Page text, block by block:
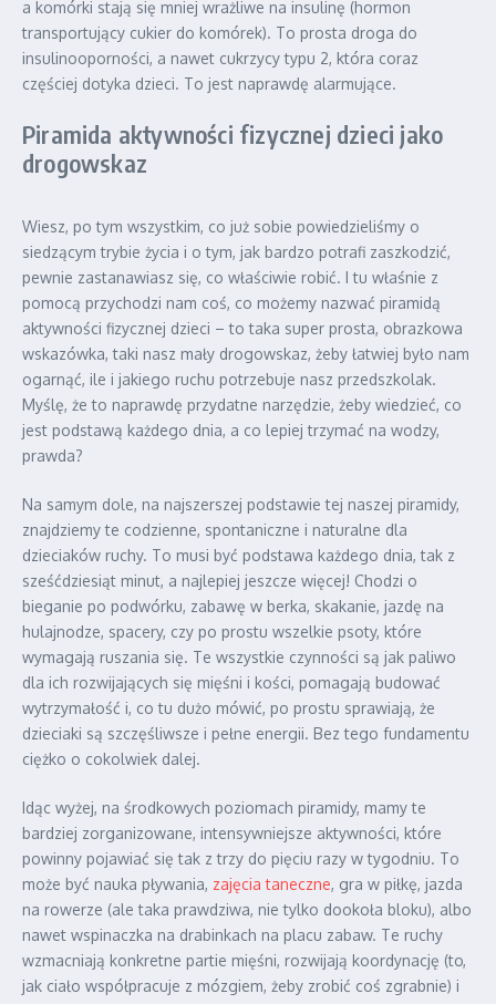
a komórki stają się mniej wrażliwe na insulinę (hormon
transportujący cukier do komórek). To prosta droga do
insulinooporności, a nawet cukrzycy typu 2, która coraz
częściej dotyka dzieci. To jest naprawdę alarmujące.
Piramida aktywności fizycznej dzieci jako
drogowskaz
Wiesz, po tym wszystkim, co już sobie powiedzieliśmy o
siedzącym trybie życia i o tym, jak bardzo potrafi zaszkodzić,
pewnie zastanawiasz się, co właściwie robić. I tu właśnie z
pomocą przychodzi nam coś, co możemy nazwać piramidą
aktywności fizycznej dzieci – to taka super prosta, obrazkowa
wskazówka, taki nasz mały drogowskaz, żeby łatwiej było nam
ogarnąć, ile i jakiego ruchu potrzebuje nasz przedszkolak.
Myślę, że to naprawdę przydatne narzędzie, żeby wiedzieć, co
jest podstawą każdego dnia, a co lepiej trzymać na wodzy,
prawda?
Na samym dole, na najszerszej podstawie tej naszej piramidy,
znajdziemy te codzienne, spontaniczne i naturalne dla
dzieciaków ruchy. To musi być podstawa każdego dnia, tak z
sześćdziesiąt minut, a najlepiej jeszcze więcej! Chodzi o
bieganie po podwórku, zabawę w berka, skakanie, jazdę na
hulajnodze, spacery, czy po prostu wszelkie psoty, które
wymagają ruszania się. Te wszystkie czynności są jak paliwo
dla ich rozwijających się mięśni i kości, pomagają budować
wytrzymałość i, co tu dużo mówić, po prostu sprawiają, że
dzieciaki są szczęśliwsze i pełne energii. Bez tego fundamentu
ciężko o cokolwiek dalej.
Idąc wyżej, na środkowych poziomach piramidy, mamy te
bardziej zorganizowane, intensywniejsze aktywności, które
powinny pojawiać się tak z trzy do pięciu razy w tygodniu. To
może być nauka pływania, zajęcia taneczne, gra w piłkę, jazda
na rowerze (ale taka prawdziwa, nie tylko dookoła bloku), albo
nawet wspinaczka na drabinkach na placu zabaw. Te ruchy
wzmacniają konkretne partie mięśni, rozwijają koordynację (to,
jak ciało współpracuje z mózgiem, żeby zrobić coś zgrabnie) i